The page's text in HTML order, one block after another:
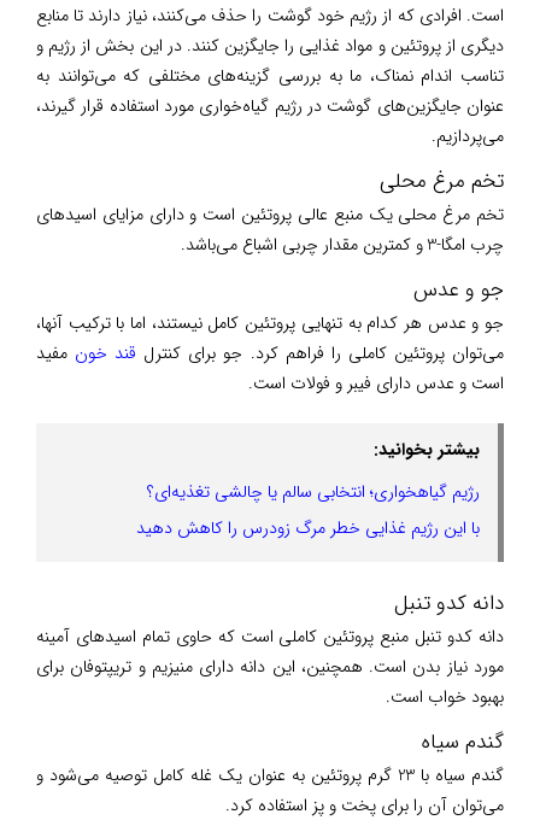
است. افرادی که از رژیم خود گوشت را حذف می‌کنند، نیاز دارند تا منابع
دیگری از پروتئین و مواد غذایی را جایگزین کنند. در این بخش از رژیم و
تناسب اندام نمناک، ما به بررسی گزینه‌های مختلفی که می‌توانند به
عنوان جایگزین‌های گوشت در رژیم گیاه‌خواری مورد استفاده قرار گیرند،
می‌پردازیم.
تخم مرغ محلی
تخم مرغ محلی یک منبع عالی پروتئین است و دارای مزایای اسیدهای
چرب امگا-3 و کمترین مقدار چربی اشباع می‌باشد.
جو و عدس
جو و عدس هر کدام به تنهایی پروتئین کامل نیستند، اما با ترکیب آنها،
می‌توان پروتئین کاملی را فراهم کرد. جو برای کنترل قند خون مفید
است و عدس دارای فیبر و فولات است.
بیشتر بخوانید:
رژیم گیاهخواری؛ انتخابی سالم یا چالشی تغذیه‌ای؟
با این رژیم غذایی خطر مرگ زودرس را کاهش دهید
دانه کدو تنبل
دانه کدو تنبل منبع پروتئین کاملی است که حاوی تمام اسیدهای آمینه
مورد نیاز بدن است. همچنین، این دانه دارای منیزیم و تریپتوفان برای
بهبود خواب است.
گندم سیاه
گندم سیاه با 23 گرم پروتئین به عنوان یک غله کامل توصیه می‌شود و
می‌توان آن را برای پخت و پز استفاده کرد.